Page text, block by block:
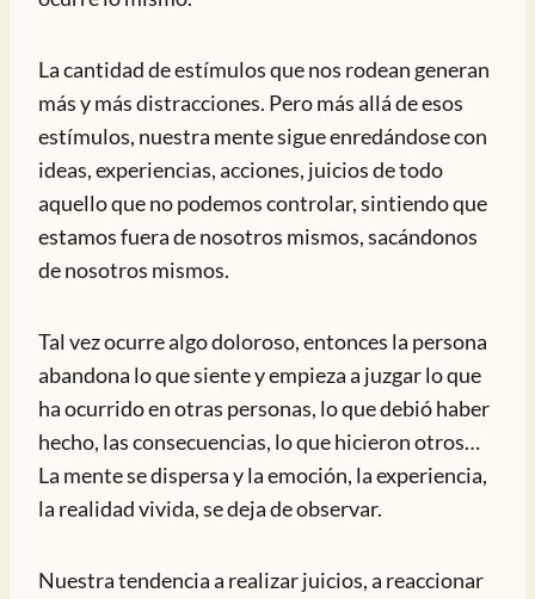
La cantidad de estímulos que nos rodean generan
más y más distracciones. Pero más allá de esos
estímulos, nuestra mente sigue enredándose con
ideas, experiencias, acciones, juicios de todo
aquello que no podemos controlar, sintiendo que
estamos fuera de nosotros mismos, sacándonos
de nosotros mismos.
Tal vez ocurre algo doloroso, entonces la persona
abandona lo que siente y empieza a juzgar lo que
ha ocurrido en otras personas, lo que debió haber
hecho, las consecuencias, lo que hicieron otros…
La mente se dispersa y la emoción, la experiencia,
la realidad vivida, se deja de observar.
Nuestra tendencia a realizar juicios, a reaccionar